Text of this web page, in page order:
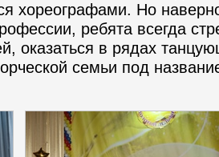
хореографами. Но
ребята всегда
оказаться в рядах
семьи под